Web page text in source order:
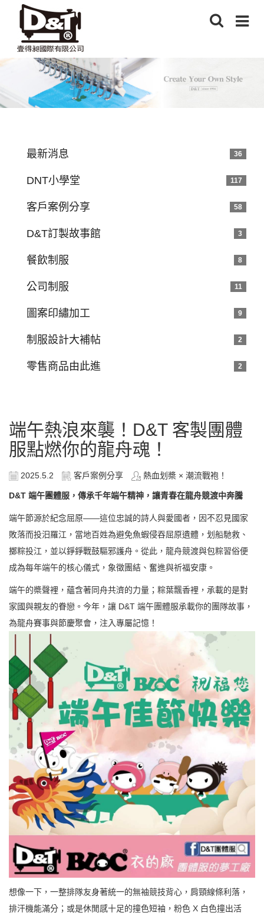
最新消息 36
DNT小學堂 117
客戶案例分享 58
D&T訂製故事館 3
餐飲制服 8
公司制服 11
圖案印繡加工 9
制服設計大補帖 2
零售商品由此進 2
端午熱浪來襲！D&T 客製團體
服點燃你的龍舟魂！
2025.5.2 客戶案例分享 熱血划槳 × 潮流戰袍！
D&T 端午團體服，傳承千年端午精神，讓青春在龍舟競渡中奔騰
端午節源於紀念屈原——這位忠誠的詩人與愛國者，因不忍見國家
敗落而投汨羅江，當地百姓為避免魚蝦侵吞屈原遺體，划船馳救、
擲粽投江，並以錚錚戰鼓驅邪護舟。從此，龍舟競渡與包粽習俗便
成為每年端午的核心儀式，象徵團結、奮進與祈福安康。
端午的槳聲裡，蘊含著同舟共濟的力量；粽葉飄香裡，承載的是對
家國與親友的眷戀。今年，讓 D&T 端午團體服承載你的團隊故事，
為龍舟賽事與節慶聚會，注入專屬記憶！
想像一下，一整排隊友身著統一的無袖競技背心，肩頸線條利落，
排汗機能滿分；或是休閒感十足的撞色短袖，粉色 X 白色撞出活